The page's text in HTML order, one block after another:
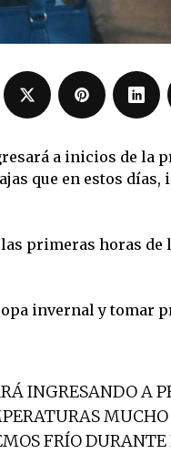
a inicios de la
que en estos días,
primeras horas de
invernal y tomar
INGRESANDO A
FRÍO